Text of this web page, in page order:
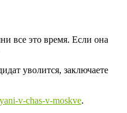
все это время. Если она
уволится, заключаете
v-chas-v-moskve.